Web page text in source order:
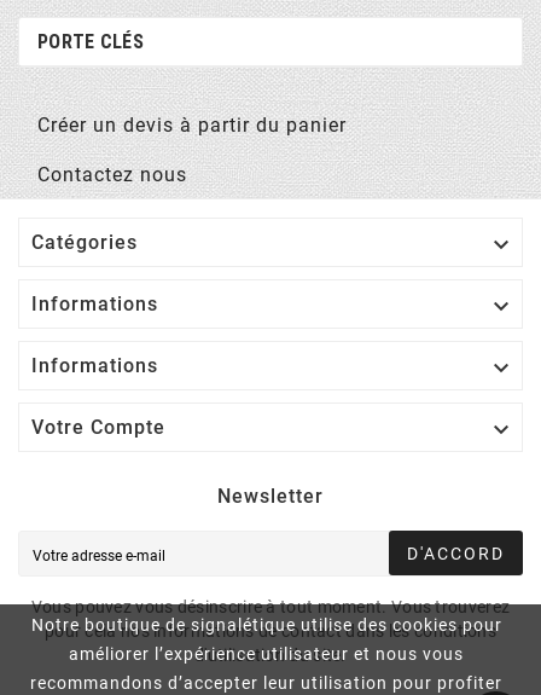
Notre boutique de signalétique utilise des cookies pour
améliorer l’expérience utilisateur et nous vous
recommandons d’accepter leur utilisation pour profiter
PORTE CLÉS
Créer un devis à partir du panier
Contactez nous
Catégories 
Informations 
Informations 
Votre Compte 
Newsletter
D'ACCORD
Vous pouvez vous désinscrire à tout moment. Vous trouverez
pour cela nos informations de contact dans les conditions
d'utilisation du site.